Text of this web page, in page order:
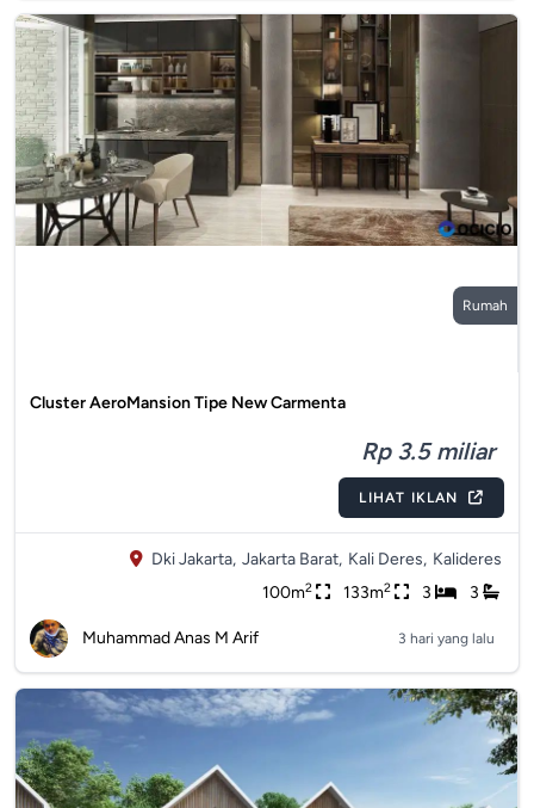
Rumah
Cluster AeroMansion Tipe New Carmenta
Rp 3.5 miliar
LIHAT IKLAN
Dki Jakarta, Jakarta Barat, Kali Deres, Kalideres
100m2 133m2 3 3
Muhammad Anas M Arif 3 hari yang lalu